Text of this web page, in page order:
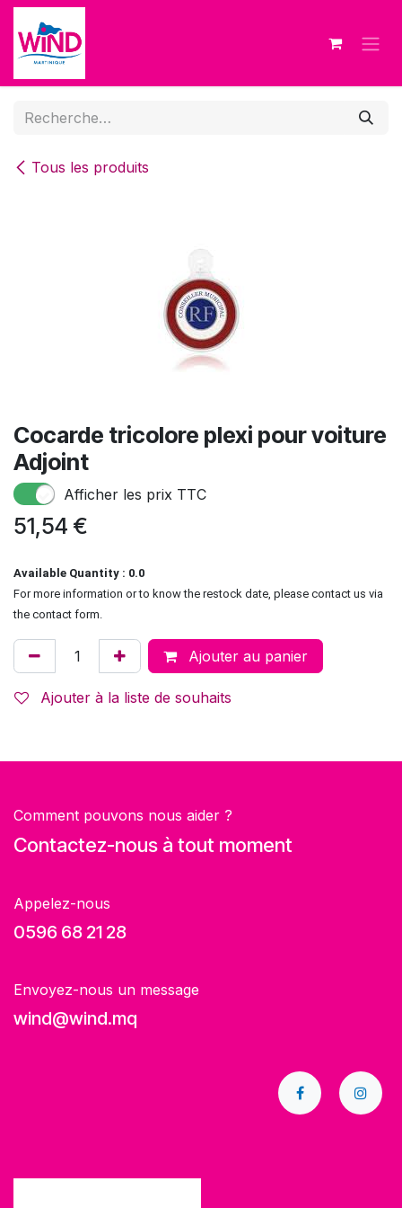
Se rendre au contenu
Tous les produits
Cocarde tricolore plexi pour voiture
Adjoint
Afficher les prix TTC
51,54 €
Available Quantity : 0.0
For more information or to know the restock date, please contact us via
the contact form.
Ajouter au panier
Ajouter à la liste de souhaits
Comment pouvons nous aider ?
Contactez-nous à tout moment
Appelez-nous
0596 68 21 28
Envoyez-nous un message
wind@wind.mq